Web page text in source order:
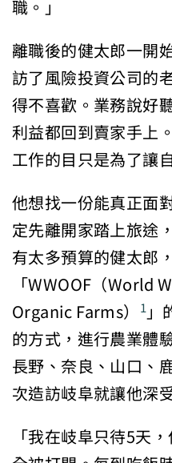
離職後的健太郎一開
訪了風險投資公司的
得不喜歡。業務說好
利益都回到賣家手上
工作的目只是為了讓
他想找一份能真正面
定先離開家踏上旅途
有太多預算的健太郎
「WWOOF（
Organic Farms） 1」
的方式，進行農業體
長野、奈良、山口、
次造訪岐阜就讓他深
「我在岐阜只待5天